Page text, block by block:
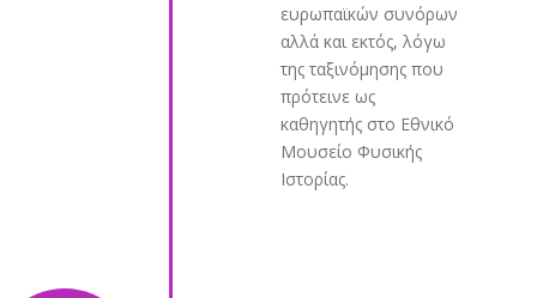
ευρωπαϊκών συνόρων
αλλά και εκτός, λόγω
της ταξινόμησης που
πρότεινε ως
καθηγητής στο Εθνικό
Μουσείο Φυσικής
Ιστορίας.